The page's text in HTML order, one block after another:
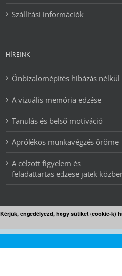
Szállítási információk
HÍREINK
Önbizalomépítés hibázás nélkül
A vizuális memória edzése
Tanulás és belső motiváció
Aprólékos munkavégzés öröme
A célzott figyelem és
feladattartás edzése játék
Kérjük, engedélyezd, hogy sütiket (cookie-k)